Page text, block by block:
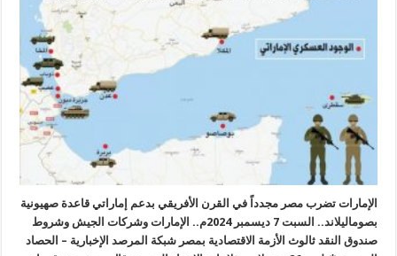
الإمارات تضرب مصر مجدداً في القرن الأفريقي بدعم إماراتي قاعدة صهيونية
بصوماليلاند.. السبت 7 ديسمبر 2024م.. الإمارات وشركات الجيش وشروط
صندوق النقد ثالوث الأزمة الاقتصادية بمصر شبكة المرصد الإخبارية – الحصاد